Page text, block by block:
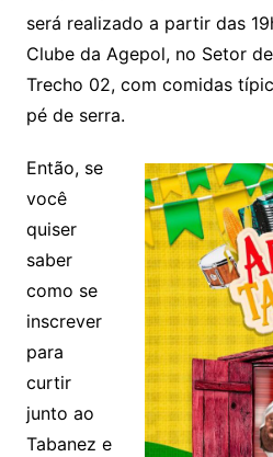
será realizado a partir das
Clube da Agepol, no Setor
Trecho 02, com comidas
pé de serra.
Então, se
você
quiser
saber
como se
inscrever
para
curtir
junto ao
Tabanez e